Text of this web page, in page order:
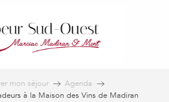
mon séjour
Agenda
à la Maison des Vins de Madiran